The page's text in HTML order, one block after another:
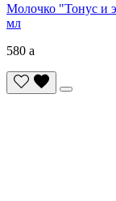
Молочко "Тонус и
мл
580 a